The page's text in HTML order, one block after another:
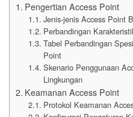
Pengertian Access Point
Jenis-jenis Access Point
Perbandingan
Tabel Perbandingan
Point
Skenario Penggunaan
Lingkungan
Keamanan Access Point
Protokol Keamanan